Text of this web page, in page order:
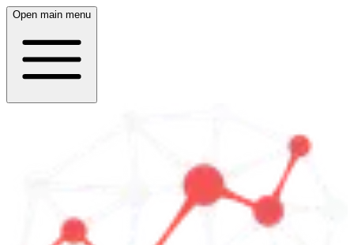
Open main menu